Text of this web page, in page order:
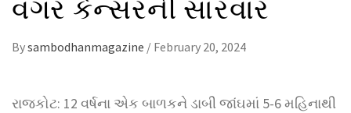
Bysambodhanmagazine / February 20, 2024
રાજકોટ: 12 વર્ષના એક બાળકને ડાબી જાંઘમાં 5-6 મહિનાથી